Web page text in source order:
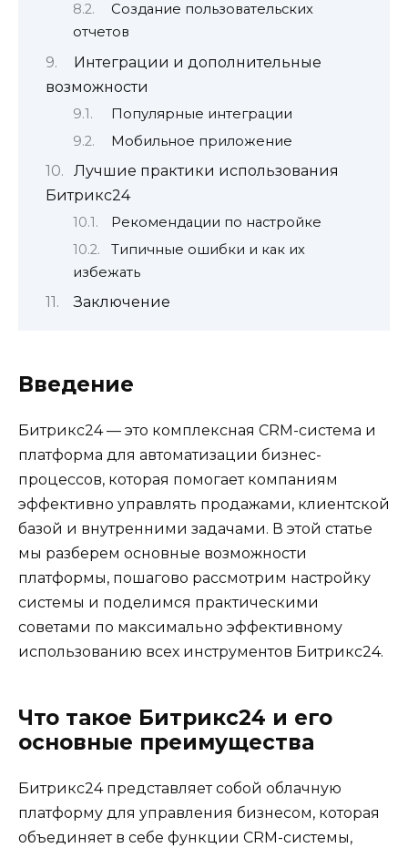
Создание пользовательских
отчетов
Интеграции и дополнительные
возможности
Популярные интеграции
Мобильное приложение
Лучшие практики использования
Битрикс24
Рекомендации по настройке
Типичные ошибки и как их
избежать
Заключение
Введение
Битрикс24 — это комплексная CRM-система и
платформа для автоматизации бизнес-
процессов, которая помогает компаниям
эффективно управлять продажами, клиентской
базой и внутренними задачами. В этой статье
мы разберем основные возможности
платформы, пошагово рассмотрим настройку
системы и поделимся практическими
советами по максимально эффективному
использованию всех инструментов Битрикс24.
Что такое Битрикс24 и его
основные преимущества
Битрикс24 представляет собой облачную
платформу для управления бизнесом, которая
объединяет в себе функции CRM-системы,